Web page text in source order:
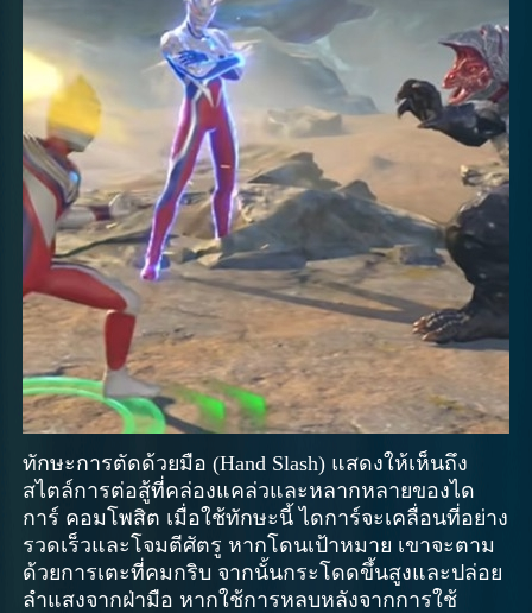
ทักษะการตัดด้วยมือ (Hand Slash) แสดงให้เห็นถึง
สไตล์การต่อสู้ที่คล่องแคล่วและหลากหลายของได
การ์ คอมโพสิต เมื่อใช้ทักษะนี้ ไดการ์จะเคลื่อนที่อย่าง
รวดเร็วและโจมตีศัตรู หากโดนเป้าหมาย เขาจะตาม
ด้วยการเตะที่คมกริบ จากนั้นกระโดดขึ้นสูงและปล่อย
ลำแสงจากฝ่ามือ หากใช้การหลบหลังจากการใช้